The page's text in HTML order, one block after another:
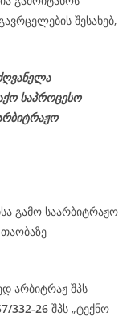
შესახებ,
საპროცესო
გამო საარბიტრაჟო
არბიტრაჟ შპს
332-26 შპს „ტექნო